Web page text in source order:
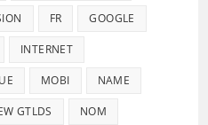
FR GOOGLE
INTERNET
MOBI NAME
GTLDS NOM